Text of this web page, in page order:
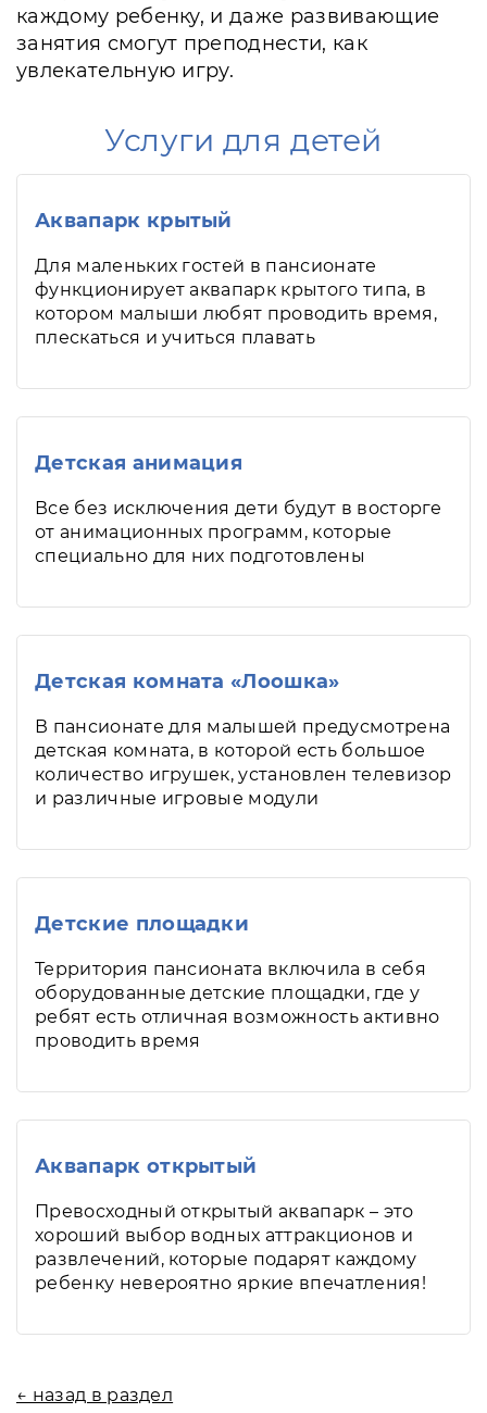
каждому ребенку, и даже развивающие
занятия смогут преподнести, как
увлекательную игру.
Услуги для детей
Аквапарк крытый
Для маленьких гостей в пансионате
функционирует аквапарк крытого типа, в
котором малыши любят проводить время,
плескаться и учиться плавать
Детская анимация
Все без исключения дети будут в восторге
от анимационных программ, которые
специально для них подготовлены
Детская комната «Лоошка»
В пансионате для малышей предусмотрена
детская комната, в которой есть большое
количество игрушек, установлен телевизор
и различные игровые модули
Детские площадки
Территория пансионата включила в себя
оборудованные детские площадки, где у
ребят есть отличная возможность активно
проводить время
Аквапарк открытый
Превосходный открытый аквапарк – это
хороший выбор водных аттракционов и
развлечений, которые подарят каждому
ребенку невероятно яркие впечатления!
← назад в раздел